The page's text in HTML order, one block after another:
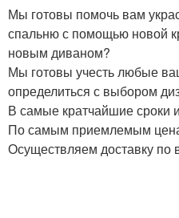
Мы готовы помочь вам
спальню с помощью новой
новым диваном?
Мы готовы учесть любые
определиться с выбором
В самые кратчайшие сроки
По самым приемлемым
Осуществляем доставку по